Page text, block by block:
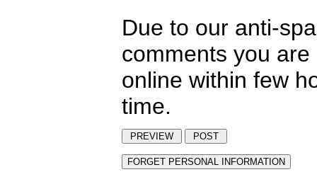
Due to our anti-
comments you
online within few
time.